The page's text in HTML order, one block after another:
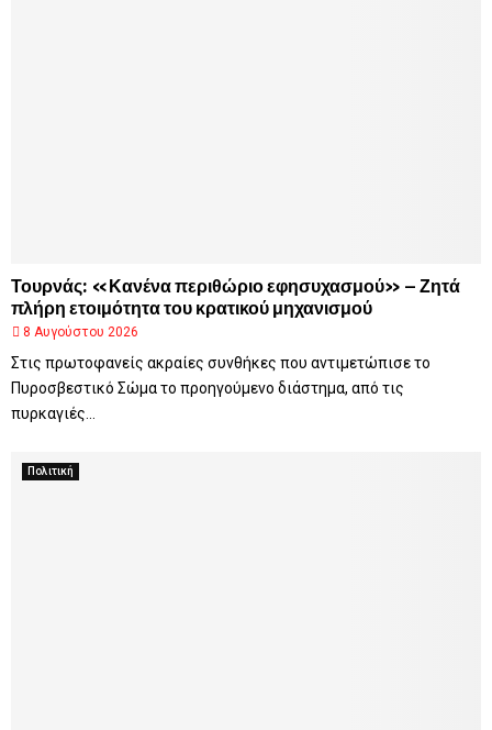
Τουρνάς: «Κανένα περιθώριο εφησυχασμού» – Ζητά
πλήρη ετοιμότητα του κρατικού μηχανισμού
8 Αυγούστου 2026
Στις πρωτοφανείς ακραίες συνθήκες που αντιμετώπισε το
Πυροσβεστικό Σώμα το προηγούμενο διάστημα, από τις
πυρκαγιές...
Πολιτική